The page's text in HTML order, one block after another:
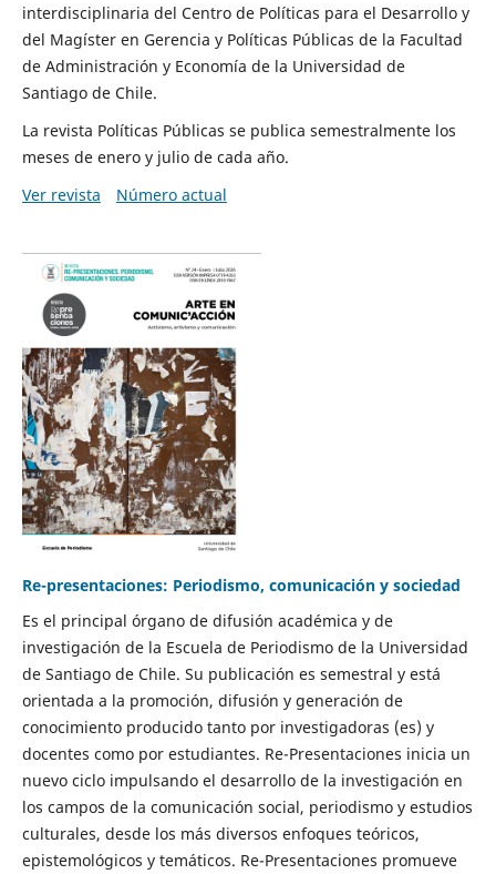
interdisciplinaria del Centro de Políticas para el Desarrollo y
del Magíster en Gerencia y Políticas Públicas de la Facultad
de Administración y Economía de la Universidad de
Santiago de Chile.
La revista Políticas Públicas se publica semestralmente los
meses de enero y julio de cada año.
Ver revista
Número actual
Re-presentaciones: Periodismo, comunicación y sociedad
Es el principal órgano de difusión académica y de
investigación de la Escuela de Periodismo de la Universidad
de Santiago de Chile. Su publicación es semestral y está
orientada a la promoción, difusión y generación de
conocimiento producido tanto por investigadoras (es) y
docentes como por estudiantes. Re-Presentaciones inicia un
nuevo ciclo impulsando el desarrollo de la investigación en
los campos de la comunicación social, periodismo y estudios
culturales, desde los más diversos enfoques teóricos,
epistemológicos y temáticos. Re-Presentaciones promueve